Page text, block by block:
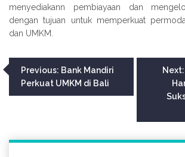
menyediakann pembiayaan dan
dengan tujuan untuk memperkuat
dan UMKM.
Navigasi
pos
Previous: Bank Mandiri
Perkuat UMKM di Bali
Next: